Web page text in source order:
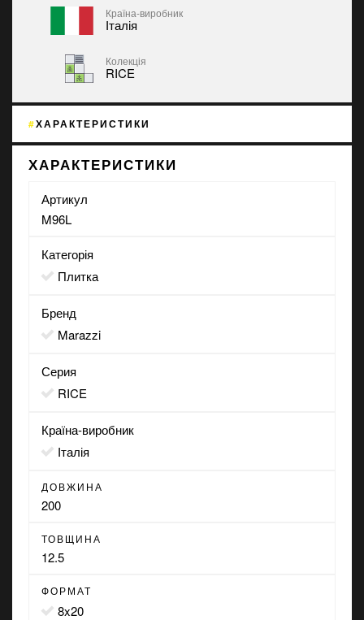
Країна-виробник
Італія
Колекція
RICE
ХАРАКТЕРИСТИКИ
ХАРАКТЕРИСТИКИ
Артикул
M96L
Категорія
Плитка
Бренд
Marazzi
Серия
RICE
Країна-виробник
Італія
ДОВЖИНА
200
ТОВЩИНА
12.5
ФОРМАТ
8x20